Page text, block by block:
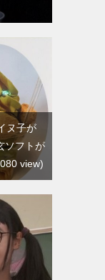
ヌ子が
ソフトが
view